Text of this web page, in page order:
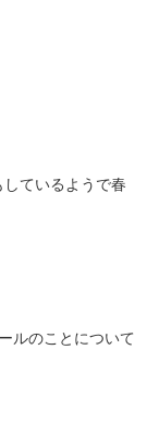
ているようで春
ルのことについて